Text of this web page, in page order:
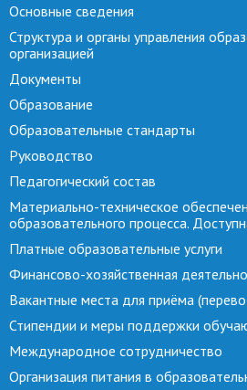
Основные сведения
Структура и органы управления
организацией
Документы
Образование
Образовательные стандарты
Руководство
Педагогический состав
Материально-техническое
образовательного процесса.
Платные образовательные услуги
Финансово-хозяйственная
Вакантные места для приёма
Стипендии и меры поддержки
Международное сотрудничество
Организация питания в